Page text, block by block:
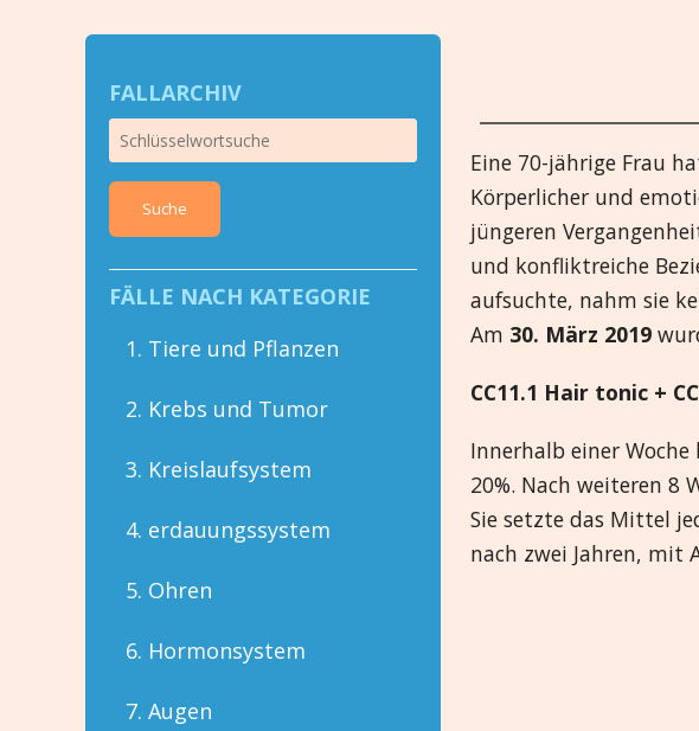
FALLARCHIV
Suche
FÄLLE NACH KATEGORIE
1. Tiere und Pflanzen
2. Krebs und Tumor
3. Kreislaufsystem
4. erdauungssystem
5. Ohren
6. Hormonsystem
7. Augen
Eine 70-jährige Frau
Körperlicher und
jüngeren
und konfliktreiche
aufsuchte, nahm sie
Am 30. März 2019
CC11.1 Hair tonic +
Innerhalb einer Woche
20%. Nach weiteren 8
Sie setzte das Mittel
nach zwei Jahren, mit